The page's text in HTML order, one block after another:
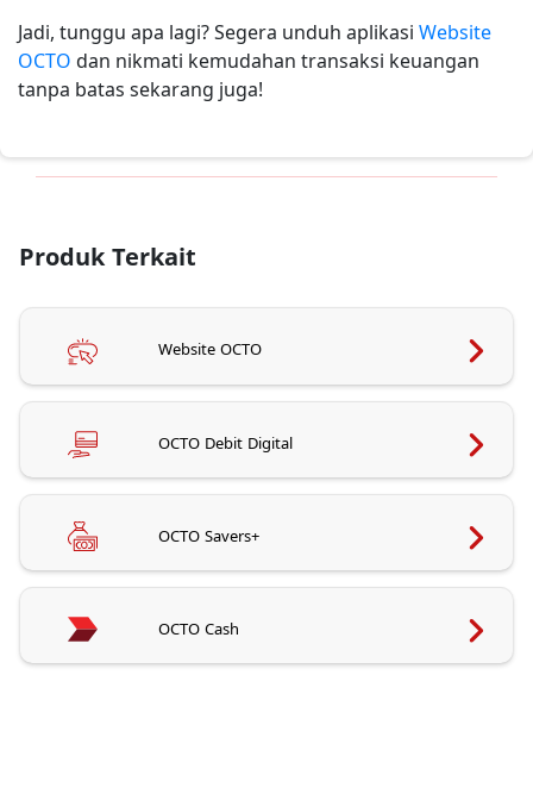
Jadi, tunggu apa lagi? Segera unduh aplikasi Website
OCTO dan nikmati kemudahan transaksi keuangan
tanpa batas sekarang juga!
Produk Terkait
Website OCTO
OCTO Debit Digital
OCTO Savers+
OCTO Cash